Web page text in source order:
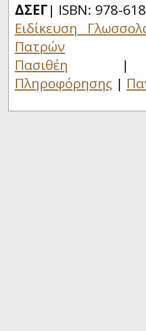
ΔΣΕΓ| ISBN: 978-
Ειδίκευση
Πατρών
Πασιθέη
Πληροφόρησης |